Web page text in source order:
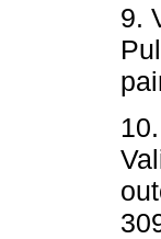
9.